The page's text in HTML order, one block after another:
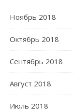
Ноябрь 2018
Октябрь 2018
Сентябрь 2018
Август 2018
Июль 2018